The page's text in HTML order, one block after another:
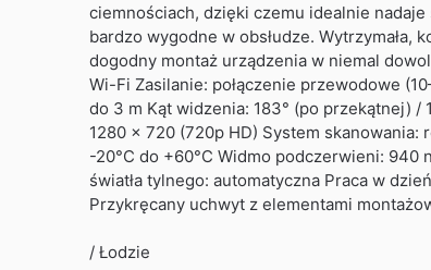
ciemnościach, dzięki czemu idealnie
bardzo wygodne w obsłudze.
dogodny montaż urządzenia w niemal
Wi-Fi Zasilanie: połączenie przewodowe
do 3 m Kąt widzenia: 183° (po przekątnej) /
1280 × 720 (720p HD) System
-20°C do +60°C Widmo podczerwieni: 940
światła tylnego: automatyczna Praca w
Przykręcany uchwyt z elementami
/ Łodzie